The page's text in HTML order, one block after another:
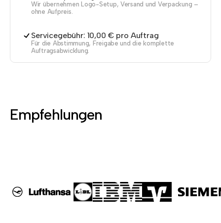
Wir übernehmen Logo-Setup, Versand und Verpackung –
ohne Aufpreis.
Servicegebühr: 10,00 € pro Auftrag
Für die Abstimmung, Freigabe und die komplette
Auftragsabwicklung.
Empfehlungen